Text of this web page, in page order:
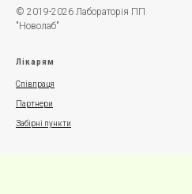
© 2019-2026 Лабораторія ПП
"Новолаб"
Лікарям
Співпраця
Партнери
Забірні пункти